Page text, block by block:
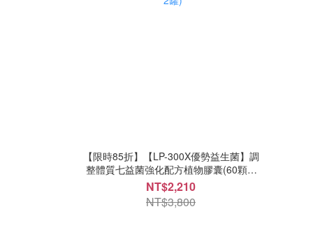
【限時85折】【LP-300X優勢益生菌】調
整體質七益菌強化配方植物膠囊(60顆*2
罐)
NT$2,210
NT$3,800